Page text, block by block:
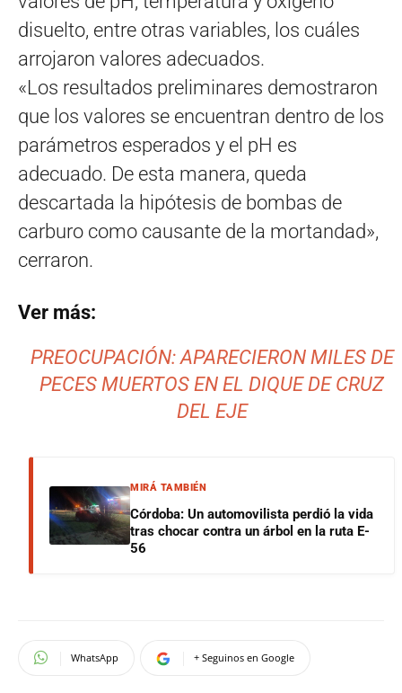
disuelto, entre otras variables, los cuáles
arrojaron valores adecuados.
«Los resultados preliminares demostraron
que los valores se encuentran dentro de los
parámetros esperados y el pH es
adecuado. De esta manera, queda
descartada la hipótesis de bombas de
carburo como causante de la mortandad»,
cerraron.
Ver más:
PREOCUPACIÓN: APARECIERON MILES DE
PECES MUERTOS EN EL DIQUE DE CRUZ
DEL EJE
MIRÁ TAMBIÉN
Córdoba: Un automovilista perdió la vida
tras chocar contra un árbol en la ruta E-
56
WhatsApp + Seguinos en Google